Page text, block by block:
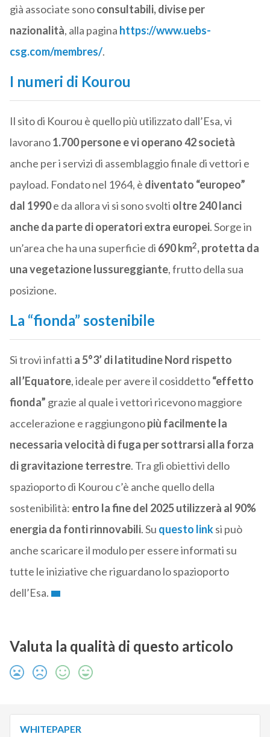
già associate sonoconsultabili, divise per
nazionalità, alla pagina https://www.uebs-
csg.com/membres/.
I numeri di Kourou
Il sito di Kourou è quello più utilizzato dall’Esa, vi
lavorano1.700 persone e vi operano 42 società
anche per i servizi di assemblaggio finale di vettori e
payload. Fondato nel 1964, è diventato “europeo”
dal 1990e da allora vi si sono svolti oltre 240 lanci
anche da parte di operatori extra europei. Sorge in
un’area che ha una superficie di 690 km2, protetta da
una vegetazione lussureggiante, frutto della sua
posizione.
La “fionda” sostenibile
Si trovi infatti a 5°3’ di latitudine Nord rispetto
all’Equatore, ideale per avere il cosiddetto“effetto
fionda” grazie al quale i vettori ricevono maggiore
accelerazione e raggiungonopiù facilmente la
necessaria velocità di fuga per sottrarsi alla forza
di gravitazione terrestre. Tra gli obiettivi dello
spazioporto di Kourou c’è anche quello della
sostenibilità: entro la fine del 2025 utilizzerà al 90%
energia da fonti rinnovabili. Su questo linksi può
anche scaricare il modulo per essere informati su
tutte le iniziative che riguardano lo spazioporto
dell’Esa.
Valuta la qualità di questo articolo
WHITEPAPER